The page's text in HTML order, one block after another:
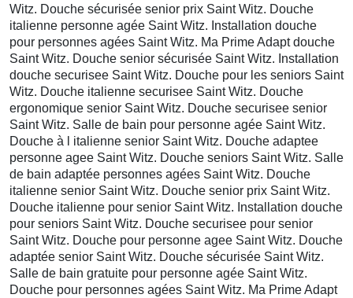
Witz. Douche sécurisée senior prix Saint Witz. Douche
italienne personne agée Saint Witz. Installation douche
pour personnes agées Saint Witz. Ma Prime Adapt douche
Saint Witz. Douche senior sécurisée Saint Witz. Installation
douche securisee Saint Witz. Douche pour les seniors Saint
Witz. Douche italienne securisee Saint Witz. Douche
ergonomique senior Saint Witz. Douche securisee senior
Saint Witz. Salle de bain pour personne agée Saint Witz.
Douche à l italienne senior Saint Witz. Douche adaptee
personne agee Saint Witz. Douche seniors Saint Witz. Salle
de bain adaptée personnes agées Saint Witz. Douche
italienne senior Saint Witz. Douche senior prix Saint Witz.
Douche italienne pour senior Saint Witz. Installation douche
pour seniors Saint Witz. Douche securisee pour senior
Saint Witz. Douche pour personne agee Saint Witz. Douche
adaptée senior Saint Witz. Douche sécurisée Saint Witz.
Salle de bain gratuite pour personne agée Saint Witz.
Douche pour personnes agées Saint Witz. Ma Prime Adapt